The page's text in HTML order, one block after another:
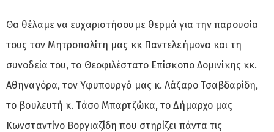
Θα θέλαμε να ευχαριστήσουμε θερμά για την παρουσία
τους τον Μητροπολίτη μας κκ Παντελεήμονα και τη
συνοδεία του, το Θεοφιλέστατο Επίσκοπο Δομινίκης κκ.
Αθηναγόρα, τον Υφυπουργό μας κ. Λάζαρο Τσαβδαρίδη,
το βουλευτή κ. Τάσο Μπαρτζώκα, το Δήμαρχο μας
Κωνσταντίνο Βοργιαζίδη που στηρίζει πάντα τις